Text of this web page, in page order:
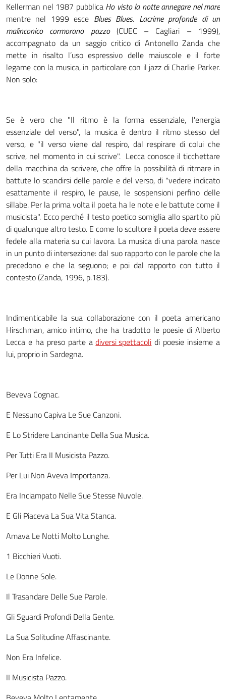
Kellerman nel 1987 pubblica Ho visto la notte annegare nel mare
mentre nel 1999 esce Blues Blues. Lacrime profonde di un
malinconico cormorano pazzo(CUEC – Cagliari – 1999),
accompagnato da un saggio critico di Antonello Zanda che
mette in risalto l’uso espressivo delle maiuscole e il forte
legame con la musica, in particolare con il jazz di Charlie Parker.
Non solo:
Se è vero che "Il ritmo è la forma essenziale, l'energia
essenziale del verso", la musica è dentro il ritmo stesso del
verso, e "il verso viene dal respiro, dal respirare di colui che
scrive, nel momento in cui scrive". Lecca conosce il ticchettare
della macchina da scrivere, che offre la possibilità di ritmare in
battute lo scandirsi delle parole e del verso, di "vedere indicato
esattamente il respiro, le pause, le sospensioni perfino delle
sillabe. Per la prima volta il poeta ha le note e le battute come il
musicista". Ecco perché il testo poetico somiglia allo spartito più
di qualunque altro testo. E come lo scultore il poeta deve essere
fedele alla materia su cui lavora. La musica di una parola nasce
in un punto di intersezione: dal suo rapporto con le parole che la
precedono e che la seguono; e poi dal rapporto con tutto il
contesto (Zanda, 1996, p.183).
Indimenticabile la sua collaborazione con il poeta americano
Hirschman, amico intimo, che ha tradotto le poesie di Alberto
Lecca e ha preso parte adiversi spettacoli di poesie insieme a
lui, proprio in Sardegna.
Beveva Cognac.
E Nessuno Capiva Le Sue Canzoni.
E Lo Stridere Lancinante Della Sua Musica.
Per Tutti Era II Musicista Pazzo.
Per Lui Non Aveva Importanza.
Era Inciampato Nelle Sue Stesse Nuvole.
E Gli Piaceva La Sua Vita Stanca.
Amava Le Notti Molto Lunghe.
1 Bicchieri Vuoti.
Le Donne Sole.
Il Trasandare Delle Sue Parole.
Gli Sguardi Profondi Della Gente.
La Sua Solitudine Affascinante.
Non Era Infelice.
II Musicista Pazzo.